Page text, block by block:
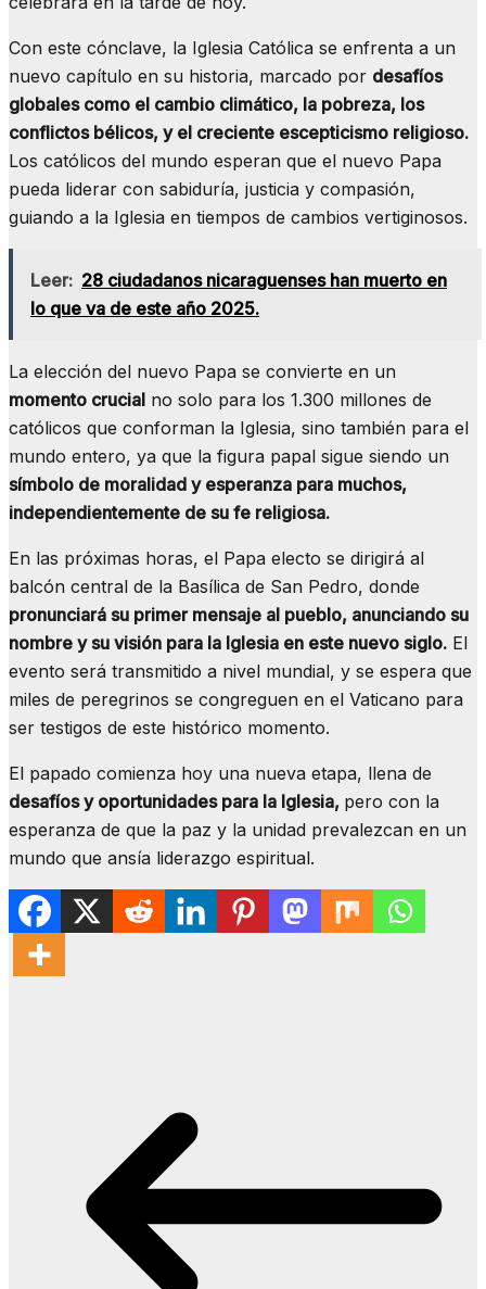
Con este cónclave, la Iglesia Católica se enfrenta a un
nuevo capítulo en su historia, marcado por desafíos
globales como el cambio climático, la pobreza, los
conflictos bélicos, y el creciente escepticismo religioso.
Los católicos del mundo esperan que el nuevo Papa
pueda liderar con sabiduría, justicia y compasión,
guiando a la Iglesia en tiempos de cambios vertiginosos.
Leer: 28 ciudadanos nicaraguenses han muerto en
lo que va de este año 2025.
La elección del nuevo Papa se convierte en un
momento crucial no solo para los 1.300 millones de
católicos que conforman la Iglesia, sino también para el
mundo entero, ya que la figura papal sigue siendo un
símbolo de moralidad y esperanza para muchos,
independientemente de su fe religiosa.
En las próximas horas, el Papa electo se dirigirá al
balcón central de la Basílica de San Pedro, donde
pronunciará su primer mensaje al pueblo, anunciando su
nombre y su visión para la Iglesia en este nuevo siglo. El
evento será transmitido a nivel mundial, y se espera que
miles de peregrinos se congreguen en el Vaticano para
ser testigos de este histórico momento.
El papado comienza hoy una nueva etapa, llena de
desafíos y oportunidades para la Iglesia, pero con la
esperanza de que la paz y la unidad prevalezcan en un
mundo que ansía liderazgo espiritual.